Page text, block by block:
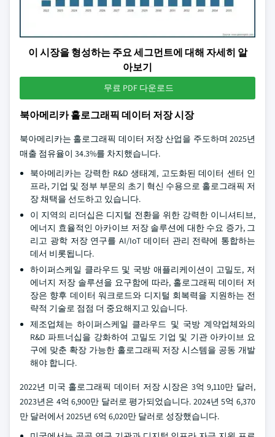
이 시장을 형성하는 주요 세그먼트에 대해 자세히 알
아보기
무료 PDF 다운로드
북아메리카 홀로그래픽 데이터 저장 시장
북아메리카는 홀로그래픽 데이터 저장 산업을 주도하며 2025년
매출 점유율이 34.3%를 차지했습니다.
북아메리카는 강력한 R&D 생태계, 고도화된 데이터 센터 인
프라, 기업 및 정부 부문의 초기 혁신 수용으로 홀로그래픽 저
장 채택을 선도하고 있습니다.
이 지역의 리더십은 디지털 전환을 위한 강력한 이니셔티브,
에너지 효율적인 아카이브 저장 솔루션에 대한 수요 증가, 그
리고 광학 저장 연구를 AI/IoT 데이터 관리 전략에 통합하는
데서 비롯됩니다.
하이퍼스케일 클라우드 및 국방 애플리케이션이 고밀도, 저
에너지 저장 솔루션을 요구함에 따라, 홀로그래픽 데이터 저
장은 향후 데이터 워크로드와 디지털 회복력을 지원하는 전
략적 기술로 점점 더 중요해지고 있습니다.
제조업체는 하이퍼스케일 클라우드 및 국방 계약업체와의
R&D 파트너십을 강화하여 고밀도 기업 및 기관 아카이브 요
구에 맞춘 확장 가능한 홀로그래픽 저장 시스템을 공동 개발
해야 합니다.
2022년 미국 홀로그래픽 데이터 저장 시장은 3억 9,110만 달러,
2023년은 4억 6,900만 달러로 평가되었습니다. 2024년 5억 6,370
만 달러에서 2025년 6억 6,020만 달러로 성장했습니다.